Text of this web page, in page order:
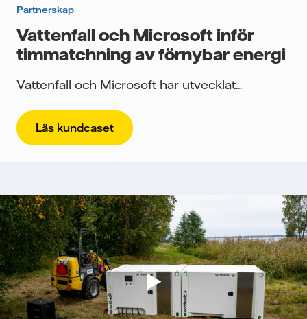
Partnerskap
Vattenfall och Microsoft inför
timmatchning av förnybar energi
Vattenfall och Microsoft har utvecklat...
Läs kundcaset